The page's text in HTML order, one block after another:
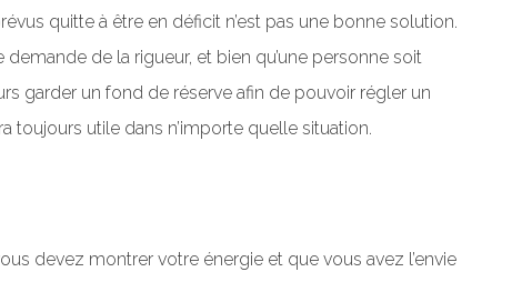
quitte à être en déficit n’est pas une bonne solution.
de la rigueur, et bien qu’une personne soit
garder un fond de réserve afin de pouvoir régler un
utile dans n’importe quelle situation.
devez montrer votre énergie et que vous avez l’envie